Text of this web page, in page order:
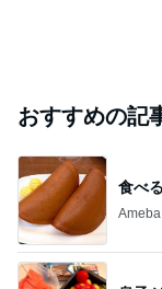
おすすめの記
食べ